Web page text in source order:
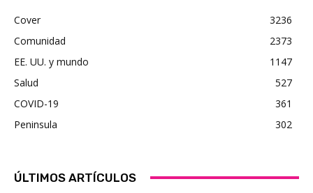
Cover
3236
Comunidad
2373
EE. UU. y mundo
1147
Salud
527
COVID-19
361
Peninsula
302
ÚLTIMOS ARTÍCULOS